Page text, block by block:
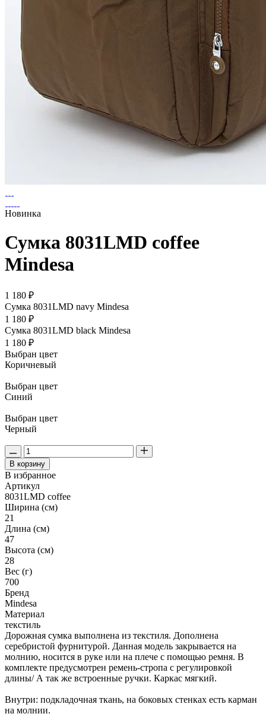
Новинка
Сумка 8031LMD coffee
Mindesa
1 180 ₽
Сумка 8031LMD navy Mindesa
1 180 ₽
Сумка 8031LMD black Mindesa
1 180 ₽
Выбран цвет
Коричневый
Выбран цвет
Синий
Выбран цвет
Черный
В корзину
В избранное
Артикул
8031LMD coffee
Ширина (см)
21
Длина (см)
47
Высота (см)
28
Вес (г)
700
Бренд
Mindesa
Материал
текстиль
Дорожная сумка выполнена из текстиля. Дополнена
серебристой фурнитурой. Данная модель закрывается на
молнию, носится в руке или на плече с помощью ремня. В
комплекте предусмотрен ремень-стропа с регулировкой
длины/ А так же встроенные ручки. Каркас мягкий.
Внутри: подкладочная ткань, на боковых стенках есть карман
на молнии.